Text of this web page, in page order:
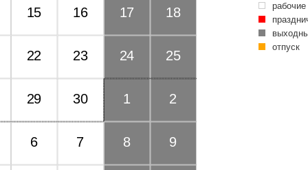
15 16 17 18
22 23 24 25
29 30 1 2
6 7 8 9
отпуск